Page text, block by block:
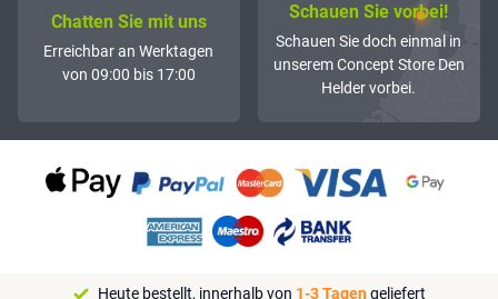
Chatten Sie mit uns
Erreichbar an Werktagen
von 09:00 bis 17:00
Schauen Sie vorbei!
Schauen Sie doch einmal in
unserem Concept Store Den
Helder vorbei.
Heute bestellt, innerhalb von 1-3 Tagengeliefert